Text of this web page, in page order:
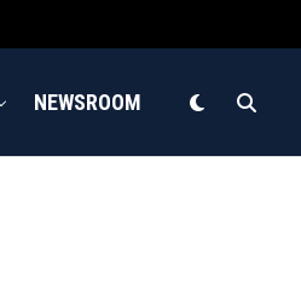
NEWSROOM